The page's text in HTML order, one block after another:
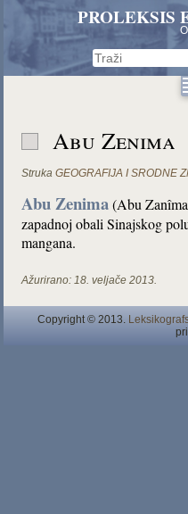
PROLEKSIS
Abu Zenima
Struka GEOGRAFIJA I SRODNE
Abu Zenima(Abu
zapadnoj obali Sinajskog
mangana.
Ažurirano: 18. veljače 2013.
Copyright © 2013.